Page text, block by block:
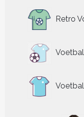
Retro